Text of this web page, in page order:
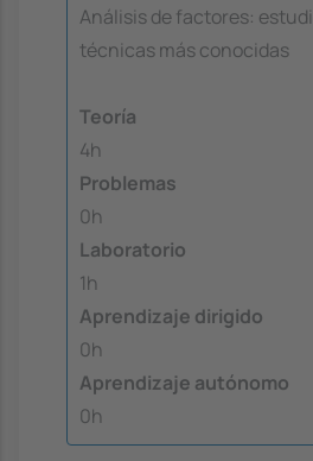
Análisis de factores:
técnicas más conocidas
Teoría
4h
Problemas
0h
Laboratorio
1h
Aprendizaje dirigido
0h
Aprendizaje autónomo
0h